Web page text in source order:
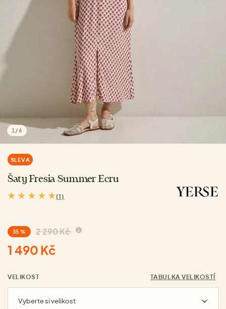
1 /6
SLEVA
Šaty Fresia Summer Ecru
(1)
35 % 2 290 Kč
1 490 Kč
VELIKOST TABULKA VELIKOSTÍ
Vyberte si velikost